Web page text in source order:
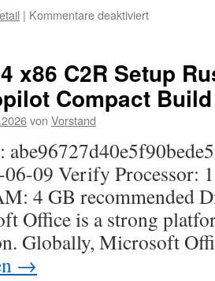
| Kommentare deaktiviertfür
Bypassed
Activation
EXE
latest
Debloated
Direct
Deploy
Code
x86 C2R Setup
Compact Build
von Vorstand
09 Verify Processor:
4 GB recommended
Office is a strong
Globally, Microsoft
→